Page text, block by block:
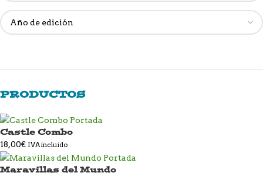
PRODUCTOS
Castle Combo
18,00€ IVA incluido
Maravillas del Mundo